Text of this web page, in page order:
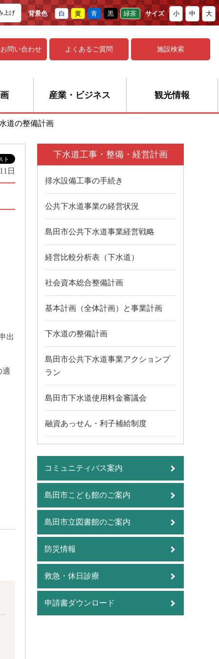
上げ 背景色 白 黄 青 黒 緑茶 サイズ 小 中 大
お問い合わせ よくあるご質問 施設検索
産業・ビジネス 観光情報
道の整備計画
日
出
適
下水道工事・整備・経営計画
排水設備工事の手続き
公共下水道事業の経営状況
島田市公共下水道事業経営戦略
経営比較分析表（下水道）
社会資本総合整備計画
基本計画（全体計画）と事業計画
下水道の整備計画
島田市公共下水道事業アクションプ
ラン
島田市下水道使用料金審議会
融資あっせん・利子補給制度
コミュニティバス案内
島田市こども館のご案内
島田市立図書館のご案内
防災情報
救急・休日診療
申請書ダウンロード